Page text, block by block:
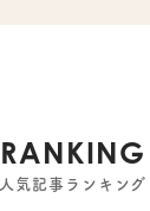
RANKING
人気記事ランキング